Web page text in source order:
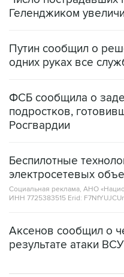
Геленджиком
Путин сообщил о
одних руках все
ФСБ сообщила о
подростков,
Росгвардии
Беспилотные
электросетевых
Социальная реклама, АНО
ИНН 7725383515 Erid:
Аксенов сообщил о
результате атаки